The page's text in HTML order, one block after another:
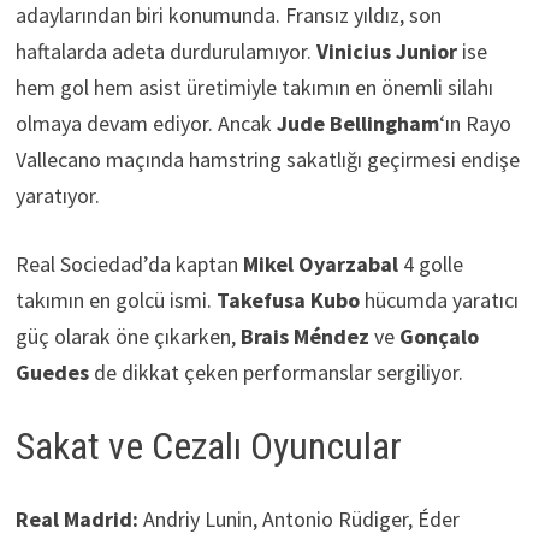
adaylarından biri konumunda. Fransız yıldız, son
haftalarda adeta durdurulamıyor. Vinicius Juniorise
hem gol hem asist üretimiyle takımın en önemli silahı
olmaya devam ediyor. Ancak Jude Bellingham‘ın Rayo
Vallecano maçında hamstring sakatlığı geçirmesi endişe
yaratıyor.
Real Sociedad’da kaptan Mikel Oyarzabal4 golle
takımın en golcü ismi. Takefusa Kubohücumda yaratıcı
güç olarak öne çıkarken, Brais Méndez ve Gonçalo
Guedesde dikkat çeken performanslar sergiliyor.
Sakat ve Cezalı Oyuncular
Real Madrid: Andriy Lunin, Antonio Rüdiger, Éder